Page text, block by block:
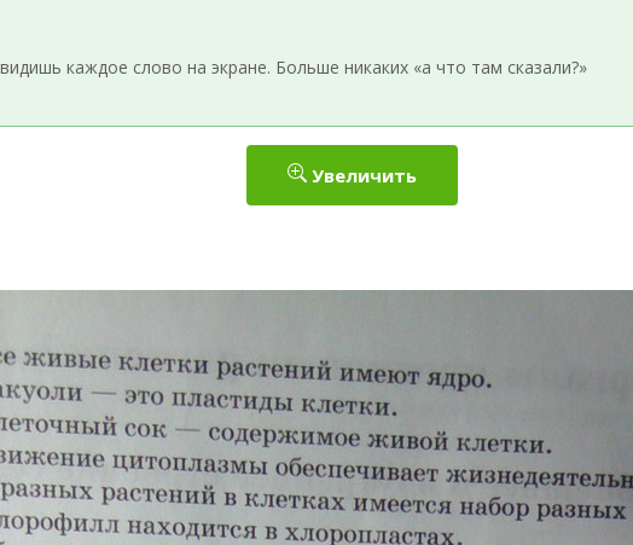
каждое слово на экране. Больше никаких «а что там сказали?»
Увеличить